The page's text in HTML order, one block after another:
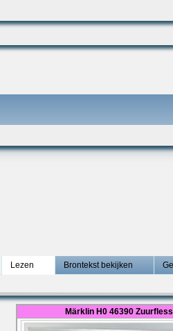
Lezen Brontekst bekijken
Märklin H0 46390